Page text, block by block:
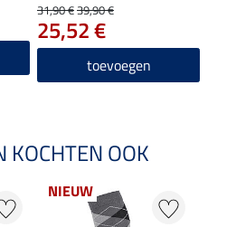
31,90 €39,90 €
25,52 €
toevoegen
KOCHTEN OOK
NIEUW